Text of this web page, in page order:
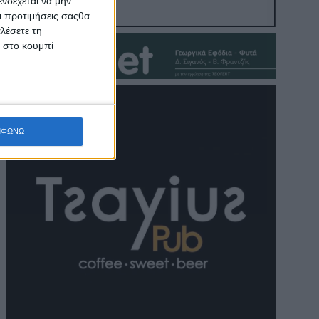
προτιμήσεις σαςθα
τη
στο κουμπί